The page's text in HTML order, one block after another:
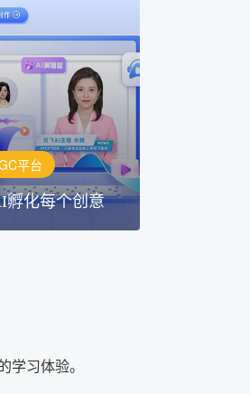
平台
孵化每个创意
平台
化每个创意
平台：让每个创
拥有自己的专注AI创
习体验。